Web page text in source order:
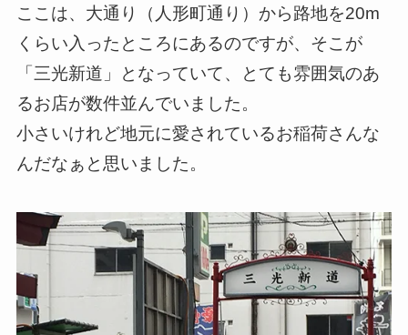
ここは、大通り（人形町通り）から路地を20m
くらい入ったところにあるのですが、そこが
「三光新道」となっていて、とても雰囲気のあ
るお店が数件並んでいました。
小さいけれど地元に愛されているお稲荷さんな
んだなぁと思いました。